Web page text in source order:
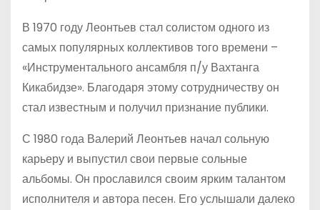
В 1970 году Леонтьев стал солистом одного из
самых популярных коллективов того времени –
«Инструментального ансамбля п/у Вахтанга
Кикабидзе». Благодаря этому сотрудничеству он
стал известным и получил признание публики.
С 1980 года Валерий Леонтьев начал сольную
карьеру и выпустил свои первые сольные
альбомы. Он прославился своим ярким талантом
исполнителя и автора песен. Его услышали далеко